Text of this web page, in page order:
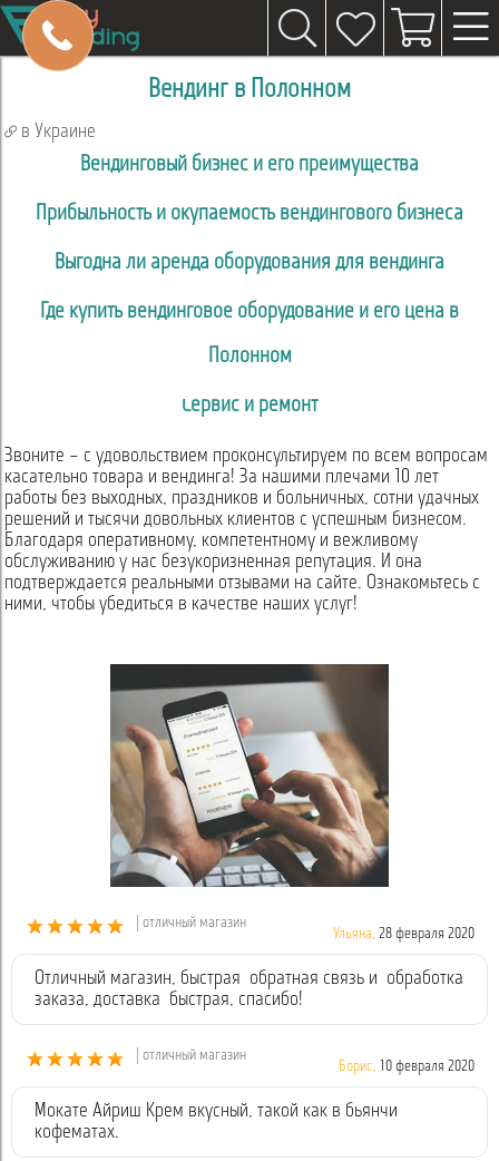
Вендинг в Полонном
в Украине
Вендинговый бизнес и его преимущества
Прибыльность и окупаемость вендингового бизнеса
Выгодна ли аренда оборудования для вендинга
Где купить вендинговое оборудование и его цена в
Полонном
Сервис и ремонт
Звоните – с удовольствием проконсультируем по всем вопросам
касательно товара и вендинга! За нашими плечами 10 лет
работы без выходных, праздников и больничных, сотни удачных
решений и тысячи довольных клиентов с успешным бизнесом.
Благодаря оперативному, компетентному и вежливому
обслуживанию у нас безукоризненная репутация. И она
подтверждается реальными отзывами на сайте. Ознакомьтесь с
ними, чтобы убедиться в качестве наших услуг!
| отличный магазин
Ульяна, 28 февраля 2020
Отличный магазин, быстрая обратная связь и обработка
заказа, доставка быстрая, спасибо!
| отличный магазин
Борис, 10 февраля 2020
Мокате Айриш Крем вкусный, такой как в бьянчи
кофематах.